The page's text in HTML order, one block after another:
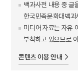
백과사전 내용 중 글
한국민족문화대백
미디어 자료는 자유
부착하고 있으므로
콘텐츠 이용 안내